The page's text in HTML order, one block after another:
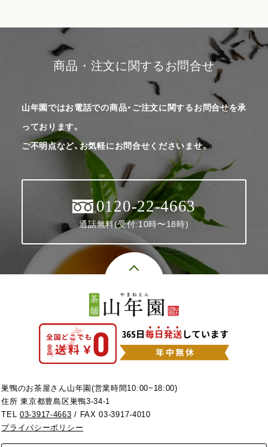
商品・注文に関するお問合せ
山年園ではお電話での商品・ご注文に関するお問合せを承
っております。
ご不明点など、お気軽にお問合せくださいませ。
0120-22-4663
通話無料(受付:10時〜18時)
巣鴨のお茶屋さん山年園(営業時間10:00~18:00)
住所 東京都豊島区巣鴨3-34-1
TEL03-3917-4663 / FAX 03-3917-4010
プライバシーポリシー